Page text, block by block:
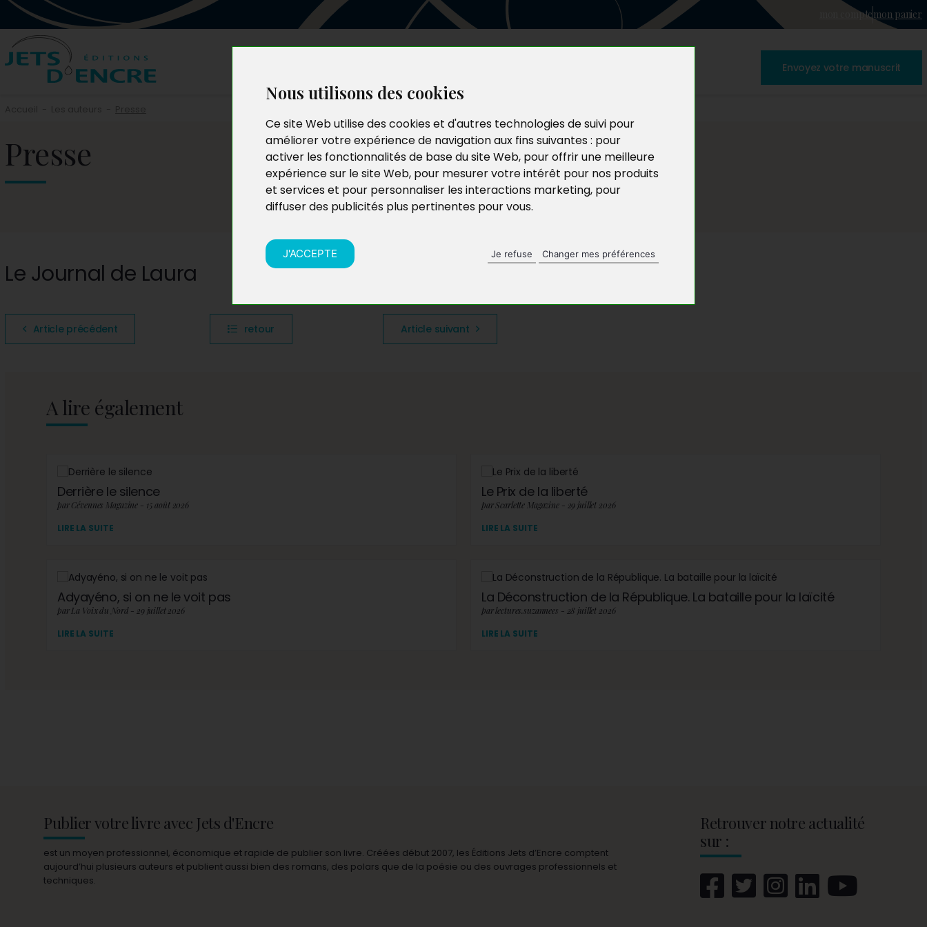
Nous utilisons des cookies
Ce site Web utilise des cookies et d'autres technologies de suivi pour
améliorer votre expérience de navigation aux fins suivantes : pour
activer les fonctionnalités de base du site Web, pour offrir une meilleure
expérience sur le site Web, pour mesurer votre intérêt pour nos produits
et services et pour personnaliser les interactions marketing, pour
diffuser des publicités plus pertinentes pour vous.
J'ACCEPTE Je refuse Changer mes préférences
mon comptemon panier
Envoyez votre manuscrit
Presse
Le Journal de Laura
Article précédent retour Article suivant
A lire également
Derrière le silence
par Cévennes Magazine - 15 août 2026
LIRE LA SUITE
Le Prix de la liberté
par Scarlette Magazine - 29 juillet 2026
LIRE LA SUITE
Adyayéno, si on ne le voit pas
par La Voix du Nord - 29 juillet 2026
LIRE LA SUITE
La Déconstruction de la République. La bataille pour la laïcité
par lectures.suzannees - 28 juillet 2026
LIRE LA SUITE
Publier votre livre avec Jets d'Encre
est un moyen professionnel, économique et rapide de publier son livre. Créées début 2007, les Éditions Jets d’Encre comptent
aujourd’hui plusieurs auteurs et publient aussi bien des romans, des polars que de la poésie ou des ouvrages professionnels et
techniques.
Retrouver notre actualité
sur :